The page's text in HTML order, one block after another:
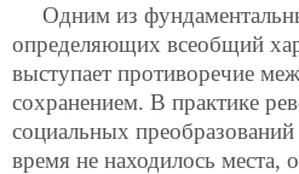
Одним из
определяющих всеобщий
выступает противоречие
сохранением. В практике
социальных
время не находилось места,